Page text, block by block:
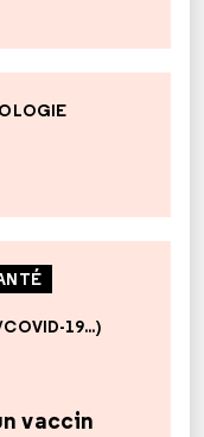
19...)
vaccin